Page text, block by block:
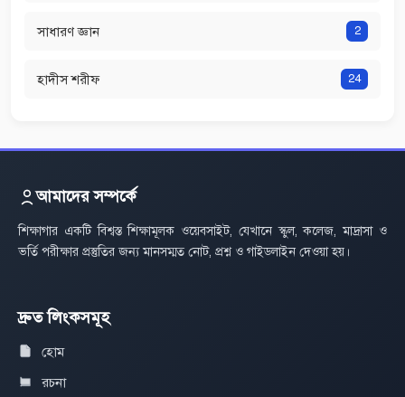
সাধারণ জ্ঞান 2
হাদীস শরীফ 24
আমাদের সম্পর্কে
শিক্ষাগার একটি বিশ্বস্ত শিক্ষামূলক ওয়েবসাইট, যেখানে স্কুল, কলেজ, মাদ্রাসা ও
ভর্তি পরীক্ষার প্রস্তুতির জন্য মানসম্মত নোট, প্রশ্ন ও গাইডলাইন দেওয়া হয়।
দ্রুত লিংকসমূহ
হোম
রচনা